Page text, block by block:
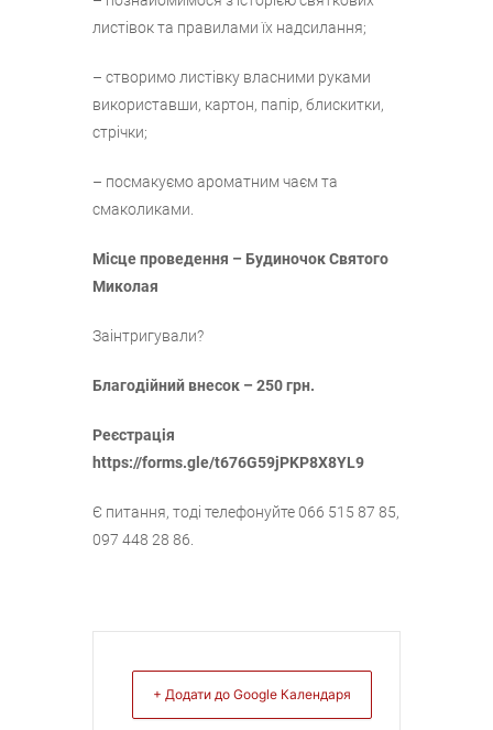
листівок та правилами їх надсилання;
– створимо листівку власними руками
використавши, картон, папір, блискитки,
стрічки;
– посмакуємо ароматним чаєм та
смаколиками.
Місце проведення – Будиночок Святого
Миколая
Заінтригували?
Благодійний внесок – 250 грн.
Реєстрація
https://forms.gle/t676G59jPKP8X8YL9
Є питання, тоді телефонуйте 066 515 87 85,
097 448 28 86.
+ Додати до Google Календаря